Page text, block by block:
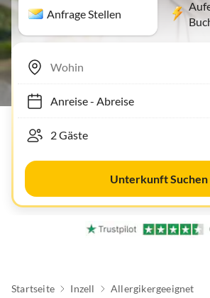
Anfrage Stellen
Anreise- Abreise
Unterkunft Suchen
Startseite Inzell Allergikergeeignet